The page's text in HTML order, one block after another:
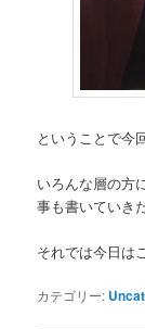
ということで今
いろんな層の方
事も書いていき
それでは今日は
カテゴリー: